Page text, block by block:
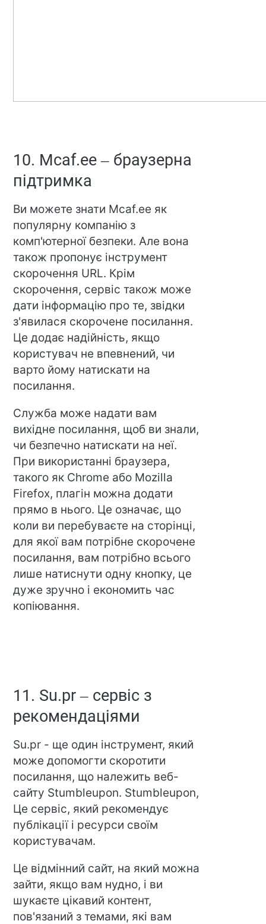
10. Mcaf.ee – браузерна
підтримка
Ви можете знати Mcaf.ee як
популярну компанію з
комп'ютерної безпеки. Але вона
також пропонує інструмент
скорочення URL. Крім
скорочення, сервіс також може
дати інформацію про те, звідки
з'явилася скорочене посилання.
Це додає надійність, якщо
користувач не впевнений, чи
варто йому натискати на
посилання.
Служба може надати вам
вихідне посилання, щоб ви знали,
чи безпечно натискати на неї.
При використанні браузера,
такого як Chrome або Mozilla
Firefox, плагін можна додати
прямо в нього. Це означає, що
коли ви перебуваєте на сторінці,
для якої вам потрібне скорочене
посилання, вам потрібно всього
лише натиснути одну кнопку, це
дуже зручно і економить час
копіювання.
11. Su.pr – сервіс з
рекомендаціями
Su.pr - ще один інструмент, який
може допомогти скоротити
посилання, що належить веб-
сайту Stumbleupon. Stumbleupon,
Це сервіс, який рекомендує
публікації і ресурси своїм
користувачам.
Це відмінний сайт, на який можна
зайти, якщо вам нудно, і ви
шукаєте цікавий контент,
пов'язаний з темами, які вам